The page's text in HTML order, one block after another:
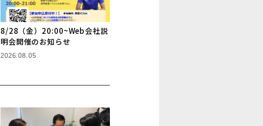
8/28（金）20:00~Web会社説
明会開催のお知らせ
2026.08.05